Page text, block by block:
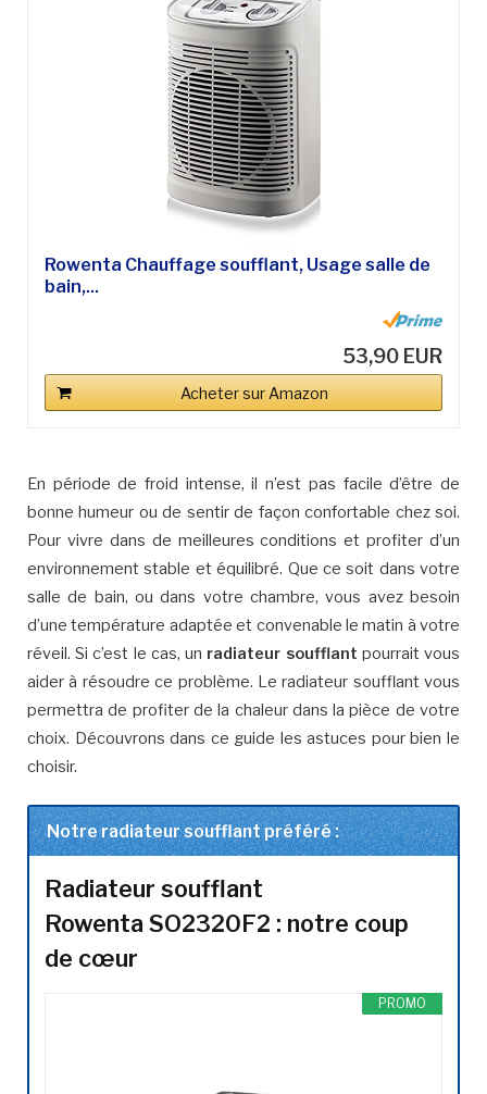
Rowenta Chauffage soufflant, Usage salle de
bain,...
53,90 EUR
Acheter sur Amazon
En période de froid intense, il n’est pas facile d’être de
bonne humeur ou de sentir de façon confortable chez soi.
Pour vivre dans de meilleures conditions et profiter d’un
environnement stable et équilibré. Que ce soit dans votre
salle de bain, ou dans votre chambre, vous avez besoin
d’une température adaptée et convenable le matin à votre
réveil. Si c’est le cas, un radiateur soufflant pourrait vous
aider à résoudre ce problème. Le radiateur soufflant vous
permettra de profiter de la chaleur dans la pièce de votre
choix. Découvrons dans ce guide les astuces pour bien le
choisir.
Notre radiateur soufflant préféré :
Radiateur soufflant
Rowenta SO2320F2 : notre coup
de cœur
PROMO